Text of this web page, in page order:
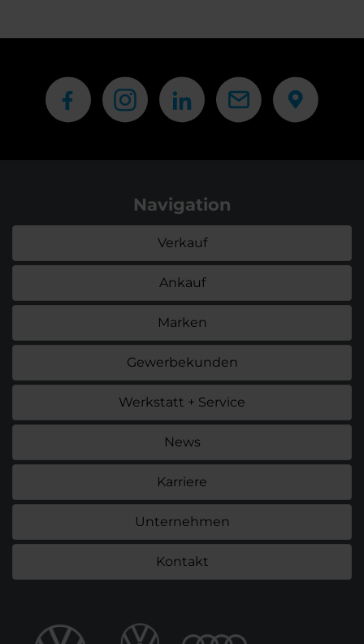
Navigation
Verkauf
Ankauf
Marken
Gewerbekunden
Werkstatt + Service
News
Karriere
Unternehmen
Kontakt